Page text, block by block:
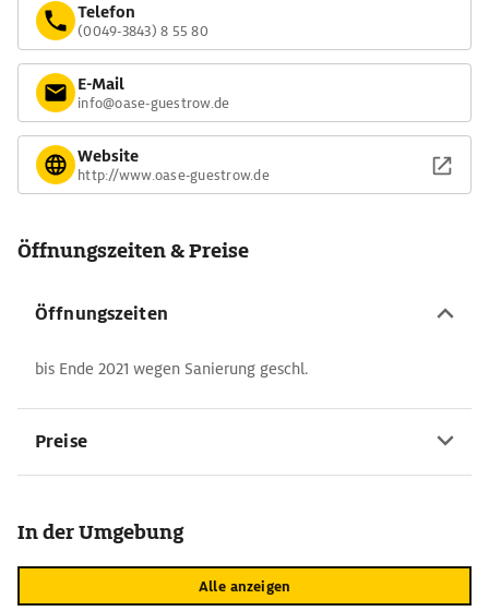
Telefon
(0049-3843) 8 55 80
E-Mail
info@oase-guestrow.de
Website
http://www.oase-guestrow.de
Öffnungszeiten & Preise
Öffnungszeiten
bis Ende 2021 wegen Sanierung geschl.
Preise
In der Umgebung
Alle anzeigen